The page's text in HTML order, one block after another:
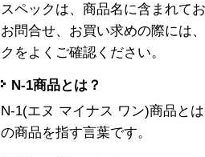
スペックは、商品名に含まれて
お問合せ、お買い求めの際には
クをよくご確認ください。
N-1商品とは？
N-1(エヌ マイナス ワン)商品と
の商品を指す言葉です。